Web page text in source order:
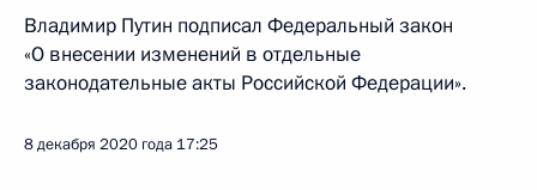
Владимир Путин подписал Федеральный закон
«О внесении изменений в отдельные
законодательные акты Российской Федерации».
8 декабря 2020 года 17:25